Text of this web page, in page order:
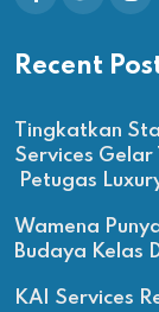
Recent
Tingkatkan
Services
Petugas
Wamena
Budaya Kelas
KAI Services